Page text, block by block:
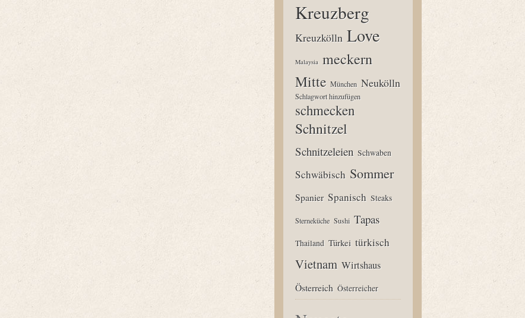
Kreuzberg
Kreuzkölln Love
Malaysia meckern
Mitte München Neukölln
Schlagwort hinzufügen
schmecken
Schnitzel
Schnitzeleien Schwaben
Schwäbisch Sommer
Spanier Spanisch Steaks
Sterneküche Sushi Tapas
Thailand Türkei türkisch
Vietnam Wirtshaus
Österreich Österreicher